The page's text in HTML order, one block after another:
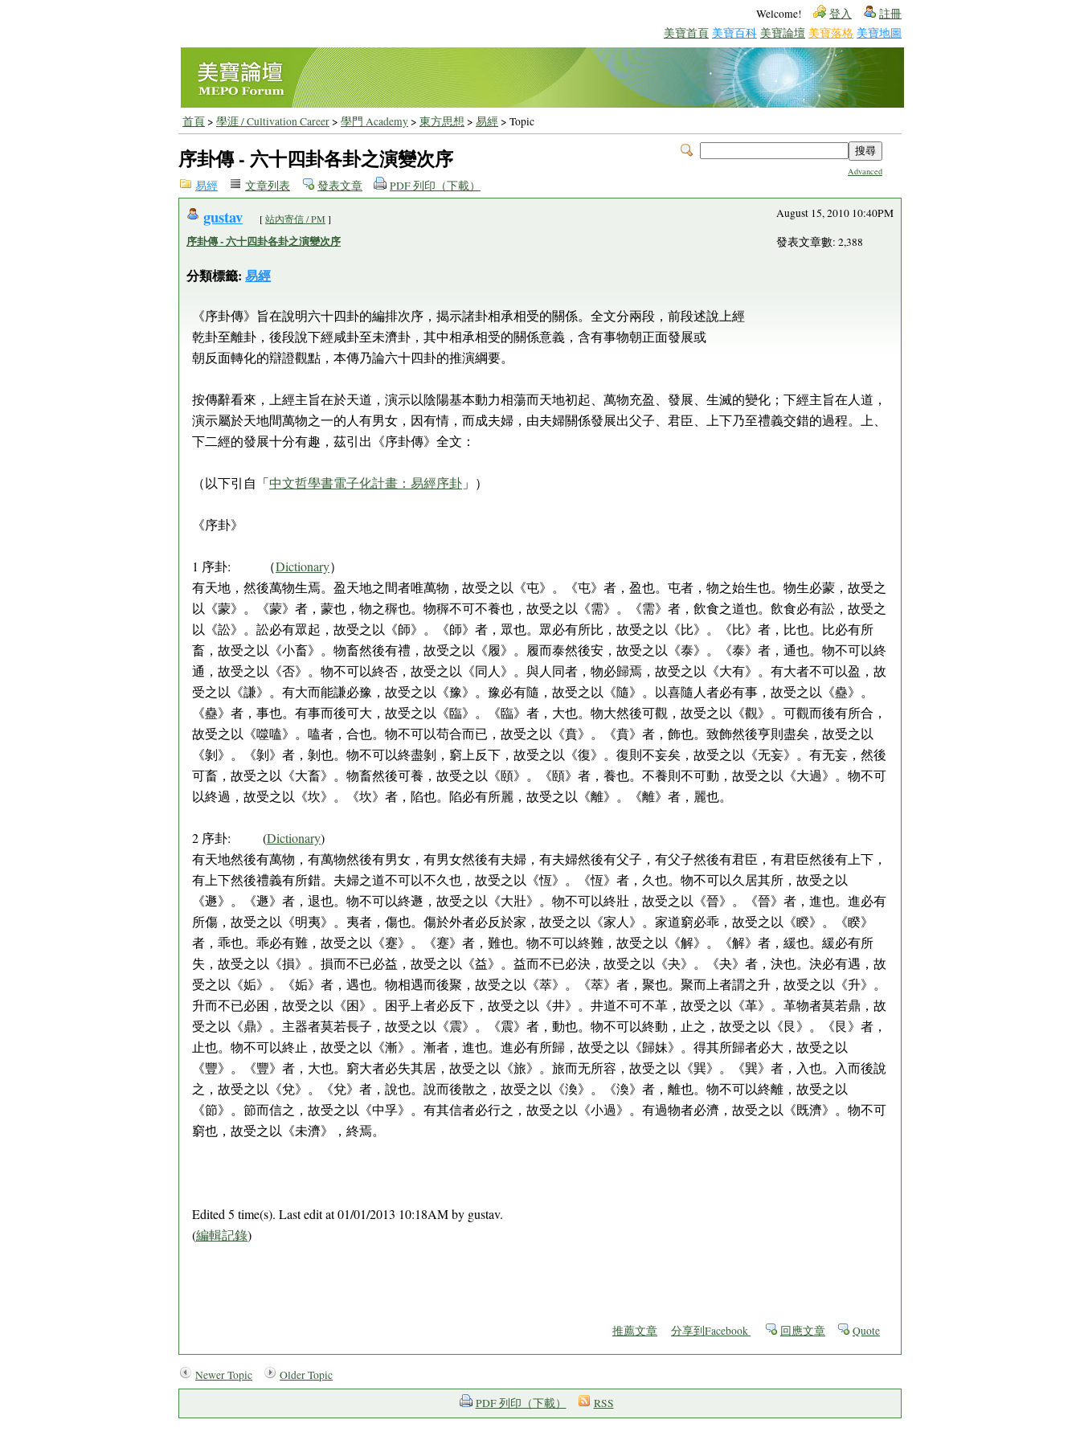
Welcome! 登入 註冊
美寶首頁 美寶百科 美寶論壇 美寶落格 美寶地圖
首頁> 學涯 / Cultivation Career> 學門 Academy> 東方思想 > 易經 > Topic
Advanced
序卦傳 - 六十四卦各卦之演變次序
易經 文章列表 發表文章 PDF 列印（下載）
gustav [站內寄信 / PM ]
序卦傳 - 六十四卦各卦之演變次序
分類標籤: 易經
August 15, 2010 10:40PM
發表文章數: 2,388
《序卦傳》旨在說明六十四卦的編排次序，揭示諸卦相承相受的關係。全文分兩段，前段述說上經
乾卦至離卦，後段說下經咸卦至未濟卦，其中相承相受的關係意義，含有事物朝正面發展或
朝反面轉化的辯證觀點，本傳乃論六十四卦的推演綱要。
按傳辭看來，上經主旨在於天道，演示以陰陽基本動力相蕩而天地初起、萬物充盈、發展、生滅的變化；下經主旨在人道，
演示屬於天地間萬物之一的人有男女，因有情，而成夫婦，由夫婦關係發展出父子、君臣、上下乃至禮義交錯的過程。上、
下二經的發展十分有趣，茲引出《序卦傳》全文：
（以下引自「中文哲學書電子化計畫：易經序卦 」）
《序卦》
1 序卦: （Dictionary）
有天地，然後萬物生焉。盈天地之間者唯萬物，故受之以《屯》。《屯》者，盈也。屯者，物之始生也。物生必蒙，故受之
以《蒙》。《蒙》者，蒙也，物之稺也。物稺不可不養也，故受之以《需》。《需》者，飲食之道也。飲食必有訟，故受之
以《訟》。訟必有眾起，故受之以《師》。《師》者，眾也。眾必有所比，故受之以《比》。《比》者，比也。比必有所
畜，故受之以《小畜》。物畜然後有禮，故受之以《履》。履而泰然後安，故受之以《泰》。《泰》者，通也。物不可以終
通，故受之以《否》。物不可以終否，故受之以《同人》。與人同者，物必歸焉，故受之以《大有》。有大者不可以盈，故
受之以《謙》。有大而能謙必豫，故受之以《豫》。豫必有隨，故受之以《隨》。以喜隨人者必有事，故受之以《蠱》。
《蠱》者，事也。有事而後可大，故受之以《臨》。《臨》者，大也。物大然後可觀，故受之以《觀》。可觀而後有所合，
故受之以《噬嗑》。嗑者，合也。物不可以苟合而已，故受之以《賁》。《賁》者，飾也。致飾然後亨則盡矣，故受之以
《剝》。《剝》者，剝也。物不可以終盡剝，窮上反下，故受之以《復》。復則不妄矣，故受之以《无妄》。有无妄，然後
可畜，故受之以《大畜》。物畜然後可養，故受之以《頤》。《頤》者，養也。不養則不可動，故受之以《大過》。物不可
以終過，故受之以《坎》。《坎》者，陷也。陷必有所麗，故受之以《離》。《離》者，麗也。
2 序卦: (Dictionary)
有天地然後有萬物，有萬物然後有男女，有男女然後有夫婦，有夫婦然後有父子，有父子然後有君臣，有君臣然後有上下，
有上下然後禮義有所錯。夫婦之道不可以不久也，故受之以《恆》。《恆》者，久也。物不可以久居其所，故受之以
《遯》。《遯》者，退也。物不可以終遯，故受之以《大壯》。物不可以終壯，故受之以《晉》。《晉》者，進也。進必有
所傷，故受之以《明夷》。夷者，傷也。傷於外者必反於家，故受之以《家人》。家道窮必乖，故受之以《睽》。《睽》
者，乖也。乖必有難，故受之以《蹇》。《蹇》者，難也。物不可以終難，故受之以《解》。《解》者，緩也。緩必有所
失，故受之以《損》。損而不已必益，故受之以《益》。益而不已必決，故受之以《夬》。《夬》者，決也。決必有遇，故
受之以《姤》。《姤》者，遇也。物相遇而後聚，故受之以《萃》。《萃》者，聚也。聚而上者謂之升，故受之以《升》。
升而不已必困，故受之以《困》。困乎上者必反下，故受之以《井》。井道不可不革，故受之以《革》。革物者莫若鼎，故
受之以《鼎》。主器者莫若長子，故受之以《震》。《震》者，動也。物不可以終動，止之，故受之以《艮》。《艮》者，
止也。物不可以終止，故受之以《漸》。漸者，進也。進必有所歸，故受之以《歸妹》。得其所歸者必大，故受之以
《豐》。《豐》者，大也。窮大者必失其居，故受之以《旅》。旅而无所容，故受之以《巽》。《巽》者，入也。入而後說
之，故受之以《兌》。《兌》者，說也。說而後散之，故受之以《渙》。《渙》者，離也。物不可以終離，故受之以
《節》。節而信之，故受之以《中孚》。有其信者必行之，故受之以《小過》。有過物者必濟，故受之以《既濟》。物不可
窮也，故受之以《未濟》，終焉。
Edited 5 time(s). Last edit at 01/01/2013 10:18AM by gustav.
(編輯記錄)
推薦文章 分享到Facebook 回應文章 Quote
Newer Topic
Older Topic
PDF 列印（下載）
RSS